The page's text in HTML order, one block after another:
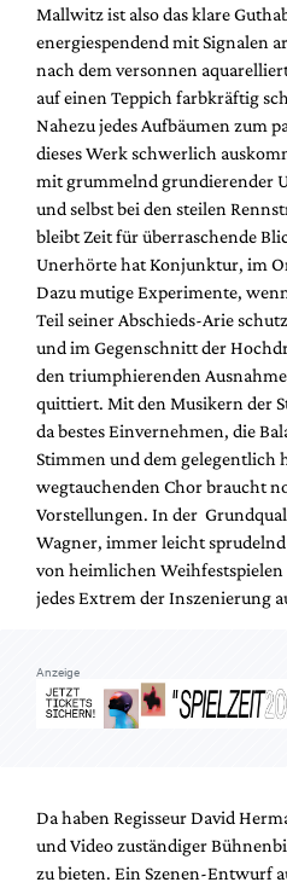
Mallwitz ist also das klare
energiespendend mit Signalen
nach dem versonnen
auf einen Teppich farbkräftig
Nahezu jedes Aufbäumen zum
dieses Werk schwerlich
mit grummelnd grundierender
und selbst bei den steilen
bleibt Zeit für überraschende
Unerhörte hat Konjunktur, im
Dazu mutige Experimente,
Teil seiner Abschieds-Arie
und im Gegenschnitt der
den triumphierenden
quittiert. Mit den Musikern der
da bestes Einvernehmen, die
Stimmen und dem gelegentlich
wegtauchenden Chor braucht
Vorstellungen. In der
Wagner, immer leicht
von heimlichen Weihfestspielen
jedes Extrem der Inszenierung
Anzeige
Da haben Regisseur David
und Video zuständiger
zu bieten. Ein Szenen-Entwurf